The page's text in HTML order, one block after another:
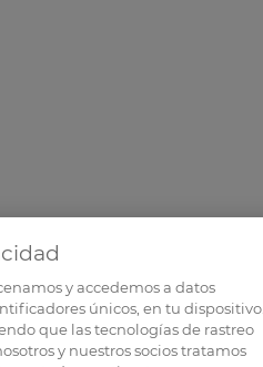
y accedemos a datos
únicos, en tu dispositivo.
que las tecnologías de rastreo
y nuestros socios tratamos